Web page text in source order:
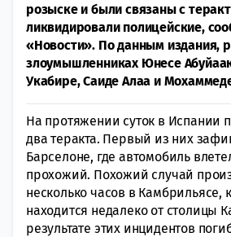
розыске и были связаны с
ликвидировали полицейские,
«Новости». По данным издания,
злоумышленниках Юнесе
Укабире, Саиде Алаа и
На протяжении суток в Испании
два теракта. Первый из них
Барселоне, где автомобиль
прохожий. Похожий случай
несколько часов в Камбрильясе,
находится недалеко от столицы
результате этих инцидентов